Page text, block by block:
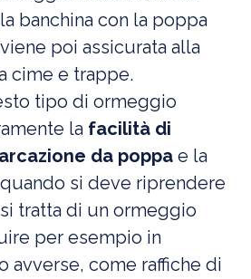
banchina con la poppa
poi assicurata alla
cime e trappe.
tipo di ormeggio
la facilità di
da poppa e la
si deve riprendere
tratta di un ormeggio
per esempio in
avverse, come raffiche di